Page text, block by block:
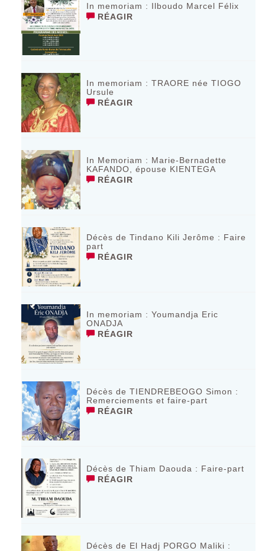
In memoriam : Ilboudo Marcel Félix
RÉAGIR
In memoriam : TRAORE née TIOGO
Ursule
RÉAGIR
In Memoriam : Marie-Bernadette
KAFANDO, épouse KIENTEGA
RÉAGIR
Décès de Tindano Kili Jerôme : Faire
part
RÉAGIR
In memoriam : Youmandja Eric
ONADJA
RÉAGIR
Décès de TIENDREBEOGO Simon :
Remerciements et faire-part
RÉAGIR
Décès de Thiam Daouda : Faire-part
RÉAGIR
Décès de El Hadj PORGO Maliki :